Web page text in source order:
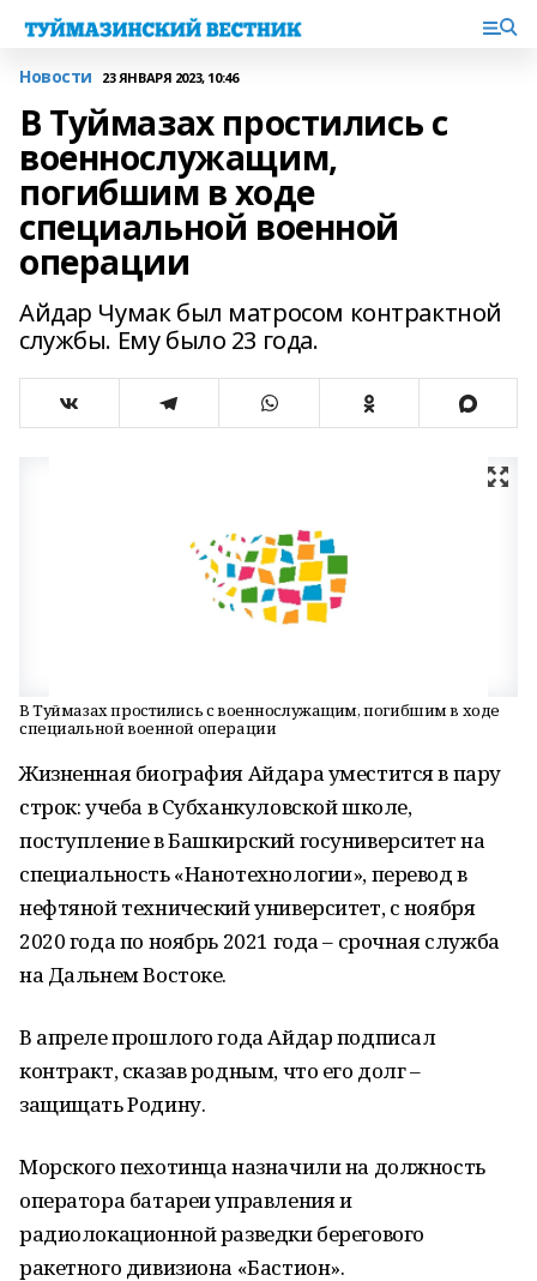
Новости 23 ЯНВАРЯ 2023, 10:46
В Туймазах простились с
военнослужащим,
погибшим в ходе
специальной военной
операции
Айдар Чумак был матросом контрактной
службы. Ему было 23 года.
В Туймазах простились с военнослужащим, погибшим в ходе
специальной военной операции
Жизненная биография Айдара уместится в пару
строк: учеба в Субханкуловской школе,
поступление в Башкирский госуниверситет на
специальность «Нанотехнологии», перевод в
нефтяной технический университет, с ноября
2020 года по ноябрь 2021 года – срочная служба
на Дальнем Востоке.
В апреле прошлого года Айдар подписал
контракт, сказав родным, что его долг –
защищать Родину.
Морского пехотинца назначили на должность
оператора батареи управления и
радиолокационной разведки берегового
ракетного дивизиона «Бастион».